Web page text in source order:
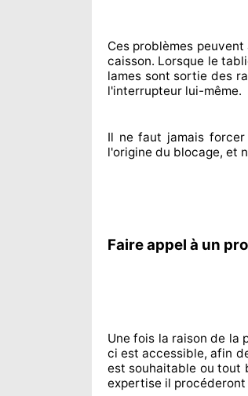
Ces problèmes peuvent
caisson. Lorsque le
lames sont sortie des
l'interrupteur lui-même.
Il ne faut jamais forcer
l'origine du blocage, et
Faire appel à un
Une fois la raison de la
ci est accessible, afin
est souhaitable ou tout
expertise il